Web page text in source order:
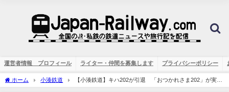
運営者情報 プロフィール ライター・仲間を募集します プライバシーポリシー
ホーム 小湊鉄道
【小湊鉄道】キハ202が引退 「おつかれさま202」が実
施 ラストランを前に貸し切りツアー（10月10日実施）